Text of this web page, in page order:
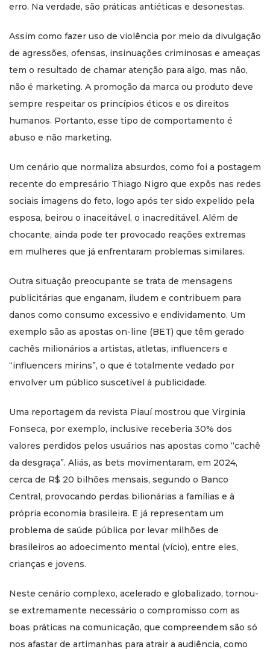
erro. Na verdade, são práticas antiéticas e desonestas.
Assim como fazer uso de violência por meio da divulgação
de agressões, ofensas, insinuações criminosas e ameaças
tem o resultado de chamar atenção para algo, mas não,
não é marketing. A promoção da marca ou produto deve
sempre respeitar os princípios éticos e os direitos
humanos. Portanto, esse tipo de comportamento é
abuso e não marketing.
Um cenário que normaliza absurdos, como foi a postagem
recente do empresário Thiago Nigro que expôs nas redes
sociais imagens do feto, logo após ter sido expelido pela
esposa, beirou o inaceitável, o inacreditável. Além de
chocante, ainda pode ter provocado reações extremas
em mulheres que já enfrentaram problemas similares.
Outra situação preocupante se trata de mensagens
publicitárias que enganam, iludem e contribuem para
danos como consumo excessivo e endividamento. Um
exemplo são as apostas on-line (BET) que têm gerado
cachês milionários a artistas, atletas, influencers e
“influencers mirins”, o que é totalmente vedado por
envolver um público suscetível à publicidade.
Uma reportagem da revista Piauí mostrou que Virginia
Fonseca, por exemplo, inclusive receberia 30% dos
valores perdidos pelos usuários nas apostas como “cachê
da desgraça”. Aliás, as bets movimentaram, em 2024,
cerca de R$ 20 bilhões mensais, segundo o Banco
Central, provocando perdas bilionárias a famílias e à
própria economia brasileira. E já representam um
problema de saúde pública por levar milhões de
brasileiros ao adoecimento mental (vício), entre eles,
crianças e jovens.
Neste cenário complexo, acelerado e globalizado, tornou-
se extremamente necessário o compromisso com as
boas práticas na comunicação, que compreendem são só
nos afastar de artimanhas para atrair a audiência, como